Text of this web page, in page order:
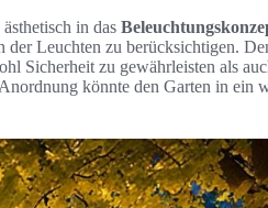
in das
Leuchten zu berücksichtigen.
Sicherheit zu gewährleisten als
könnte den Garten in ein